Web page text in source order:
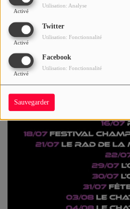
Activé
Utilisation: Analyse
Twitter
Activé
Utilisation: Fonctionnalité
Facebook
Activé
Utilisation: Fonctionnalité
Sauvegarder